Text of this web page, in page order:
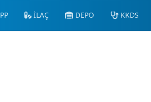
İLAÇ DEPO KKDS